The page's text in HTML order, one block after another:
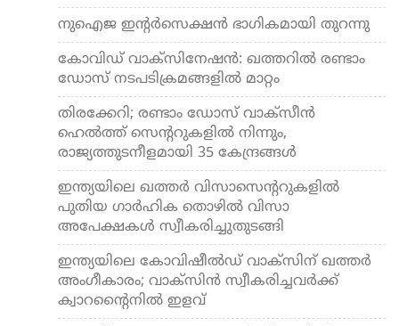
നുഐജ ഇന്റര്‍സെക്ഷന്‍ ഭാഗികമായി തുറന്നു
കോവിഡ് വാക്‌സിനേഷന്‍: ഖത്തറില്‍ രണ്ടാം
ഡോസ് നടപടിക്രമങ്ങളില്‍ മാറ്റം
തിരക്കേറി; രണ്ടാം ഡോസ് വാക്‌സീന്‍
ഹെല്‍ത്ത് സെന്ററുകളില്‍ നിന്നും,
രാജ്യത്തുടനീളമായി 35 കേന്ദ്രങ്ങള്‍
ഇന്ത്യയിലെ ഖത്തര്‍ വിസാസെന്ററുകളില്‍
പുതിയ ഗാര്‍ഹിക തൊഴില്‍ വിസാ
അപേക്ഷകള്‍ സ്വീകരിച്ചുതുടങ്ങി
ഇന്ത്യയിലെ കോവിഷീല്‍ഡ് വാക്‌സിന് ഖത്തര്‍
അംഗീകാരം; വാക്‌സിന്‍ സ്വീകരിച്ചവര്‍ക്ക്
ക്വാറന്റൈനില്‍ ഇളവ്